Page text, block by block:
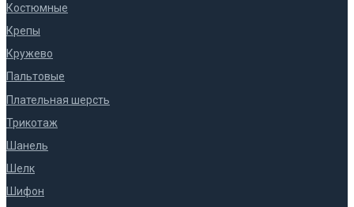
Костюмные
Крепы
Кружево
Пальтовые
Плательная шерсть
Трикотаж
Шанель
Шелк
Шифон